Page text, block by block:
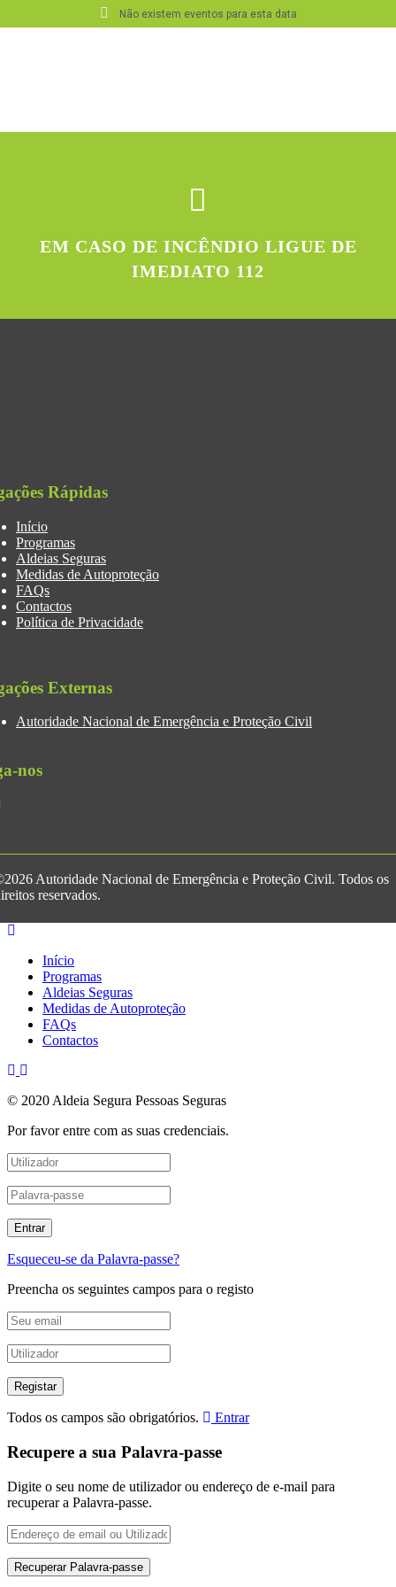
Não existem eventos para esta data
EM CASO DE INCÊNDIO LIGUE DE
IMEDIATO 112
Rápidas
Início
Programas
Aldeias Seguras
Medidas de Autoproteção
FAQs
Contactos
Política de Privacidade
Externas
Autoridade Nacional de Emergência e Proteção Civil
nos
Autoridade Nacional de Emergência e Proteção Civil. Todos os
reservados.
Início
Programas
Aldeias Seguras
Medidas de Autoproteção
FAQs
Contactos
© 2020 Aldeia Segura Pessoas Seguras
Por favor entre com as suas credenciais.
Esqueceu-se da Palavra-passe?
Preencha os seguintes campos para o registo
Todos os campos são obrigatórios. Entrar
Recupere a sua Palavra-passe
Digite o seu nome de utilizador ou endereço de e-mail para
recuperar a Palavra-passe.